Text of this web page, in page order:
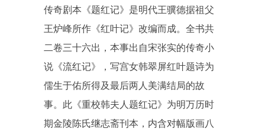
传奇剧本《题红记》是明代王骥德据祖父
王炉峰所作《红叶记》改编而成。全书共
二卷三十六出，本事出自宋张实的传奇小
说《流红记》，写宫女韩翠屏红叶题诗为
儒生于佑所得及最后两人美满结局的故
事。此《重校韩夫人题红记》为明万历时
期金陵陈氏继志斋刊本，内含对幅版画八